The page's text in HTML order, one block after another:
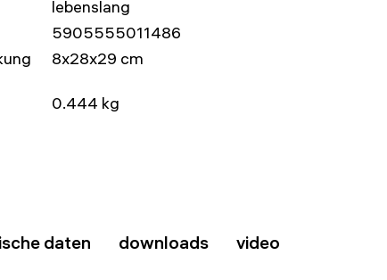
lebenslang
5905555011486
8x28x29 cm
0.444 kg
daten downloads video